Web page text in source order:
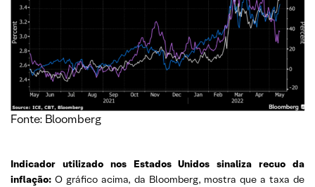
Fonte: Bloomberg
Indicador utilizado nos Estados Unidos sinaliza recuo da
inflação: O gráfico acima, da Bloomberg, mostra que a taxa de